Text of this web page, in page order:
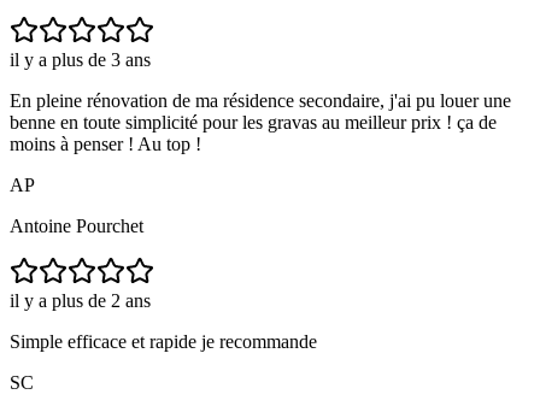
il y a plus de 3 ans
En pleine rénovation de ma résidence secondaire, j'ai pu louer une
benne en toute simplicité pour les gravas au meilleur prix ! ça de
moins à penser ! Au top !
AP
Antoine Pourchet
il y a plus de 2 ans
Simple efficace et rapide je recommande
SC